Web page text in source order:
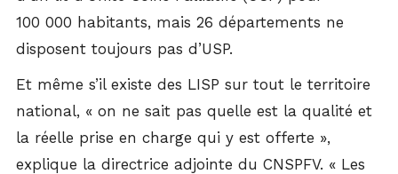
100 000 habitants, mais 26 départements ne
disposent toujours pas d’USP.
Et même s’il existe des LISP sur tout le territoire
national, « on ne sait pas quelle est la qualité et
la réelle prise en charge qui y est offerte »,
explique la directrice adjointe du CNSPFV. « Les